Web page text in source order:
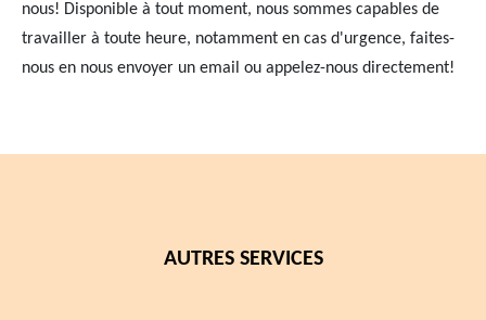
nous! Disponible à tout moment, nous sommes capables de
travailler à toute heure, notamment en cas d'urgence, faites-
nous en nous envoyer un email ou appelez-nous directement!
AUTRES SERVICES